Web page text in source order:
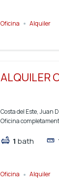
Oficina Alquiler
ALQUILER
Costa del Este, Juan
Oficina
1 bath
Oficina Alquiler